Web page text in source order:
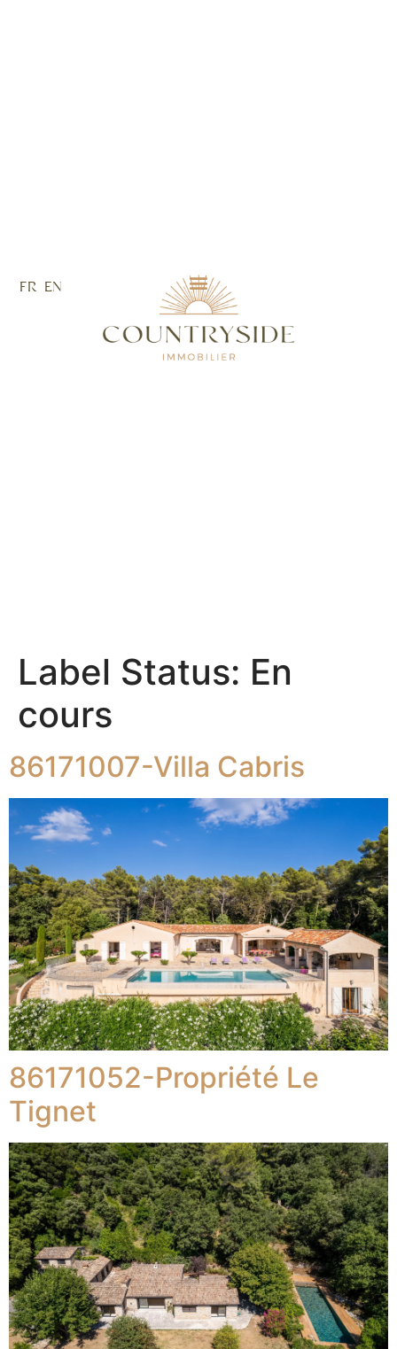
FR EN
Label Status: En
cours
86171007-Villa Cabris
86171052-Propriété Le
Tignet